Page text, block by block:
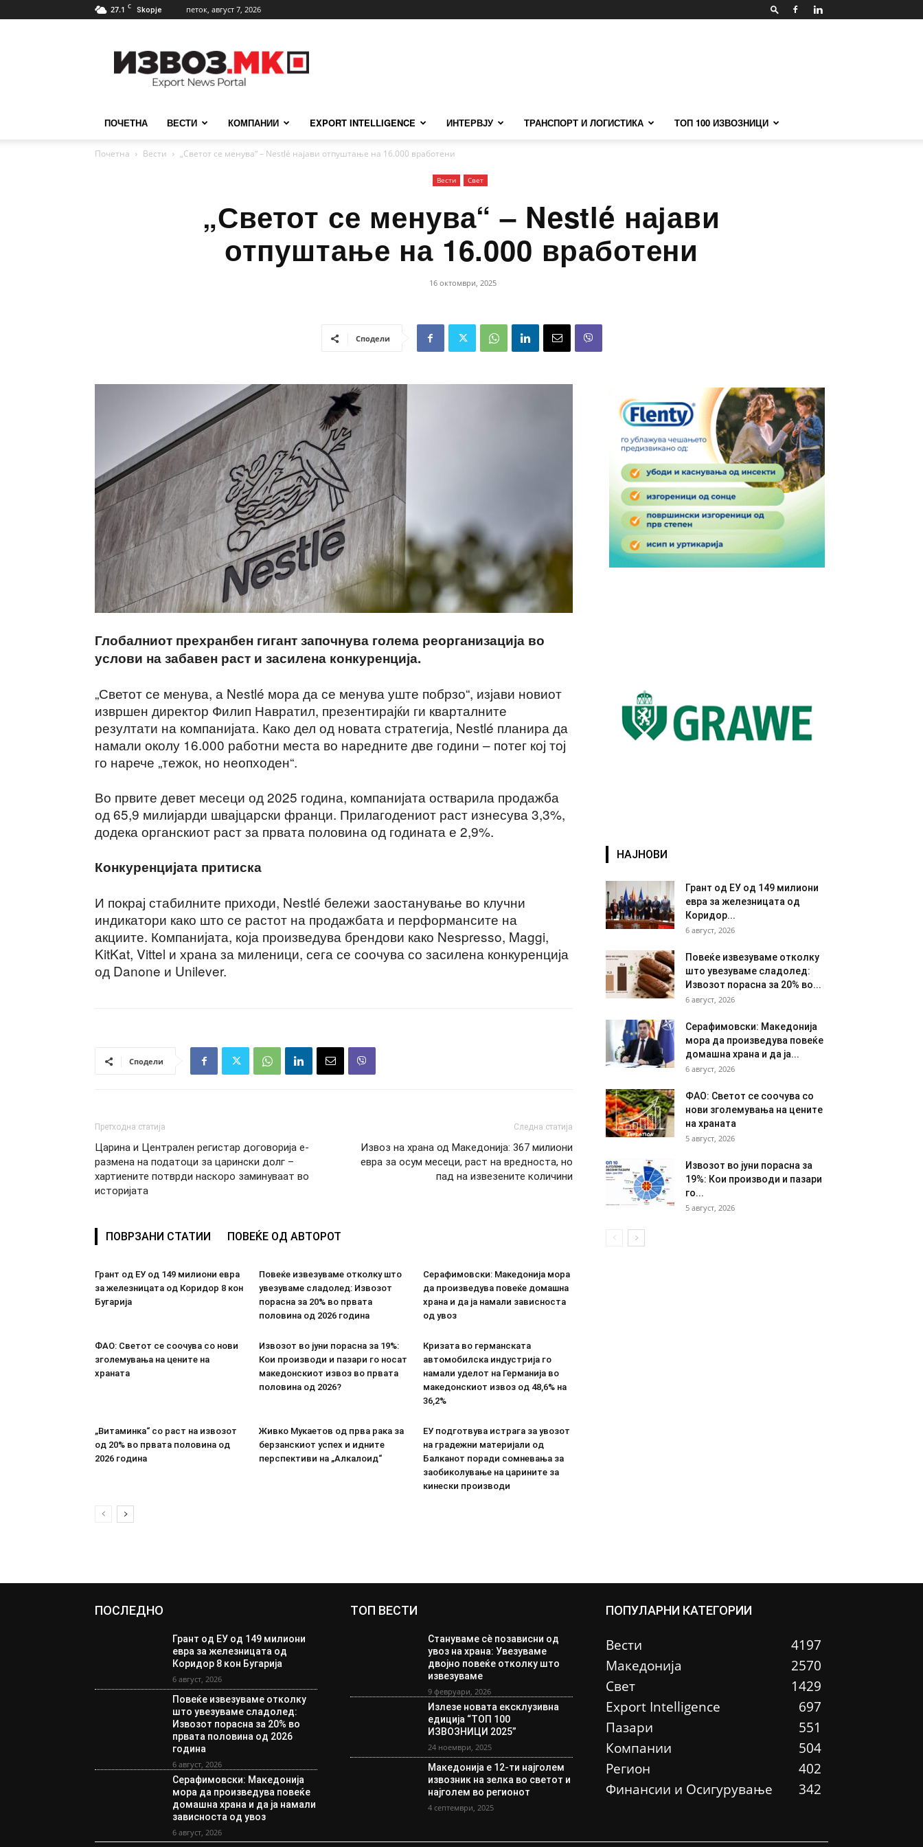
27.1 C Skopje петок, август 7, 2026
ПОЧЕТНА ВЕСТИ КОМПАНИИ EXPORT INTELLIGENCE ИНТЕРВЈУ ТРАНСПОРТ И ЛОГИСТИКА ТОП 100 ИЗВОЗНИЦИ
Почетна Вести „Светот се менува“ – Nestlé најави отпуштање на 16.000 вработени
Вести Свет
„Светот се менува“ – Nestlé најави
отпуштање на 16.000 вработени
16 октомври, 2025
Сподели
Глобалниот прехранбен гигант започнува голема реорганизација во
услови на забавен раст и засилена конкуренција.
„Светот се менува, а Nestlé мора да се менува уште побрзо“, изјави новиот
извршен директор Филип Навратил, презентирајќи ги кварталните
резултати на компанијата. Како дел од новата стратегија, Nestlé планира да
намали околу 16.000 работни места во наредните две години – потег кој тој
го нарече „тежок, но неопходен“.
Во првите девет месеци од 2025 година, компанијата остварила продажба
од 65,9 милијарди швајцарски франци. Прилагодениот раст изнесува 3,3%,
додека органскиот раст за првата половина од годината е 2,9%.
Конкуренцијата притиска
И покрај стабилните приходи, Nestlé бележи заостанување во клучни
индикатори како што се растот на продажбата и перформансите на
акциите. Компанијата, која произведува брендови како Nespresso, Maggi,
KitKat, Vittel и храна за миленици, сега се соочува со засилена конкуренција
од Danone и Unilever.
Сподели
Претходна статија
Царина и Централен регистар договорија е-
размена на податоци за царински долг –
хартиените потврди наскоро заминуваат во
историјата
Следна статија
Извоз на храна од Македонија: 367 милиони
евра за осум месеци, раст на вредноста, но
пад на извезените количини
ПОВРЗАНИ СТАТИИ ПОВЕЌЕ ОД АВТОРОТ
Грант од ЕУ од 149 милиони евра
за железницата од Коридор 8 кон
Бугарија
Повеќе извезуваме отколку што
увезуваме сладолед: Извозот
порасна за 20% во првата
половина од 2026 година
Серафимовски: Македонија мора
да произведува повеќе домашна
храна и да ја намали зависноста
од увоз
ФАО: Светот се соочува со нови
зголемувања на цените на
храната
Извозот во јуни порасна за 19%:
Кои производи и пазари го носат
македонскиот извоз во првата
половина од 2026?
Кризата во германската
автомобилска индустрија го
намали уделот на Германија во
македонскиот извоз од 48,6% на
36,2%
„Витаминка“ со раст на извозот
од 20% во првата половина од
2026 година
Живко Мукаетов од прва рака за
берзанскиот успех и идните
перспективи на „Алкалоид“
ЕУ подготвува истрага за увозот
на градежни материјали од
Балканот поради сомневања за
заобиколување на царините за
кинески производи
НАЈНОВИ
Грант од ЕУ од 149 милиони
евра за железницата од
Коридор...
6 август, 2026
Повеќе извезуваме отколку
што увезуваме сладолед:
Извозот порасна за 20% во...
6 август, 2026
Серафимовски: Македонија
мора да произведува повеќе
домашна храна и да ја...
6 август, 2026
ФАО: Светот се соочува со
нови зголемувања на цените
на храната
5 август, 2026
Извозот во јуни порасна за
19%: Кои производи и пазари
го...
5 август, 2026
ПОСЛЕДНО
Грант од ЕУ од 149 милиони
евра за железницата од
Коридор 8 кон Бугарија
6 август, 2026
Повеќе извезуваме отколку
што увезуваме сладолед:
Извозот порасна за 20% во
првата половина од 2026
година
6 август, 2026
Серафимовски: Македонија
мора да произведува повеќе
домашна храна и да ја намали
зависноста од увоз
6 август, 2026
ТОП ВЕСТИ
Стануваме сè позависни од
увоз на храна: Увезуваме
двојно повеќе отколку што
извезуваме
9 февруари, 2026
Излезе новата ексклузивна
едиција “ТОП 100
ИЗВОЗНИЦИ 2025”
24 ноември, 2025
Македонија е 12-ти најголем
извозник на зелка во светот и
најголем во регионот
4 септември, 2025
ПОПУЛАРНИ КАТЕГОРИИ
Вести
4197
Македонија
2570
Свет
1429
Еxport Intelligence
697
Пазари
551
Компании
504
Регион
402
Финансии и Осигурување
342